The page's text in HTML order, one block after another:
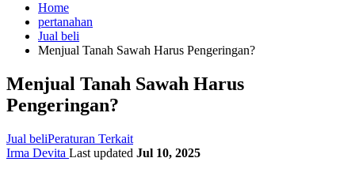
Home
pertanahan
Jual beli
Menjual Tanah Sawah Harus Pengeringan?
Menjual Tanah Sawah Harus
Pengeringan?
Jual beliPeraturan Terkait
Irma Devita Last updated Jul 10, 2025